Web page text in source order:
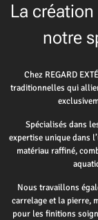
La
notre
Chez REGARD
traditionnelles qui
Spécialisés dans
expertise unique dans
matériau raffiné,
Nous travaillons
carrelage et la pierre,
pour les finitions